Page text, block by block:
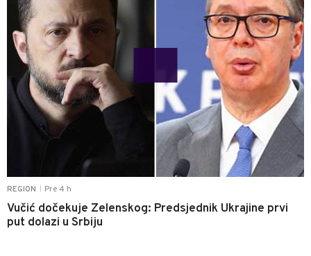
REGION Pre 4 h
Vučić dočekuje Zelenskog: Predsjednik Ukrajine prvi
put dolazi u Srbiju